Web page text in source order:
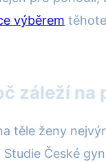
výběrem
záleží na
těle ženy
České